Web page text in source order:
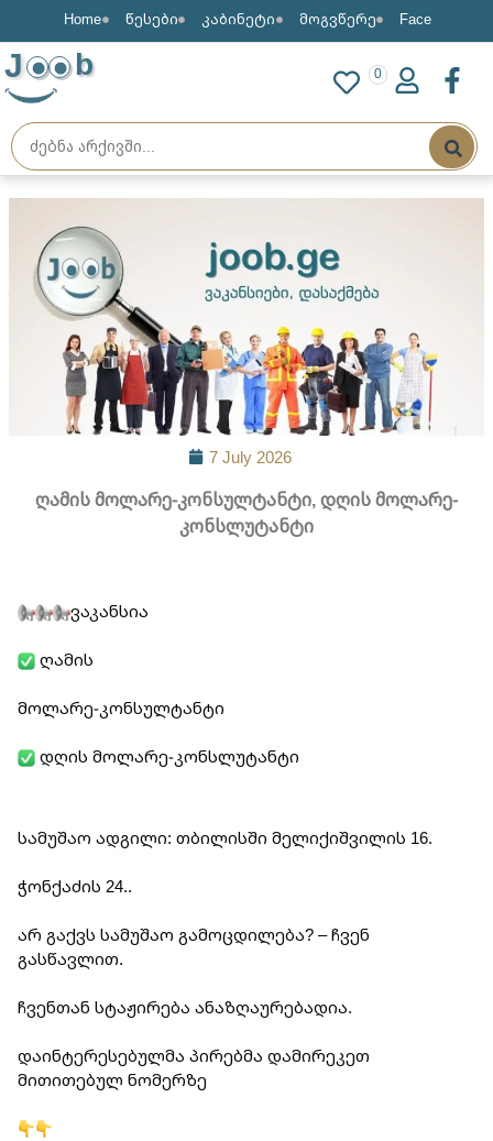
Home წესები კაბინეტი მოგვწერე Face
J b 0
7 July 2026
ღამის მოლარე-კონსულტანტი, დღის მოლარე-
კონსლუტანტი
ვაკანსია
ღამის
მოლარე-კონსულტანტი
დღის მოლარე-კონსლუტანტი
სამუშაო ადგილი: თბილისში მელიქიშვილის 16.
ჭონქაძის 24..
არ გაქვს სამუშაო გამოცდილება? – ჩვენ
გასწავლით.
ჩვენთან სტაჟირება ანაზღაურებადია.
დაინტერესებულმა პირებმა დამირეკეთ
მითითებულ ნომერზე